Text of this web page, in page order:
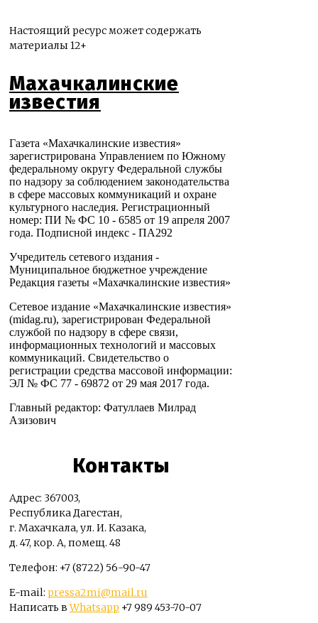
Настоящий ресурс может содержать
материалы 12+
Махачкалинские
известия
Газета «Махачкалинские известия»
зарегистрирована Управлением по Южному
федеральному округу Федеральной службы
по надзору за соблюдением законодательства
в сфере массовых коммуникаций и охране
культурного наследия. Регистрационный
номер: ПИ № ФС 10 - 6585 от 19 апреля 2007
года. Подписной индекс - ПА292
Учредитель сетевого издания -
Муниципальное бюджетное учреждение
Редакция газеты «Махачкалинские известия»
Сетевое издание «Махачкалинские известия»
(midag.ru), зарегистрирован Федеральной
службой по надзору в сфере связи,
информационных технологий и массовых
коммуникаций. Свидетельство о
регистрации средства массовой информации:
ЭЛ № ФС 77 - 69872 от 29 мая 2017 года.
Главный редактор: Фатуллаев Милрад
Азизович
Контакты
Адрес: 367003,
Республика Дагестан,
г. Махачкала, ул. И. Казака,
д. 47, кор. А, помещ. 48
Телефон: +7 (8722) 56-90-47
E-mail: pressa2mi@mail.ru
Написать вWhatsapp +7 989 453-70-07